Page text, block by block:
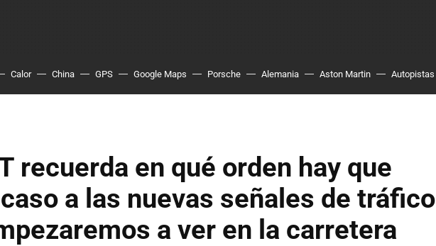
Calor China GPS Google Maps Porsche Alemania Aston Martin Autopistas
recuerda en qué orden hay que
a las nuevas señales de tráfico
a ver en la carretera